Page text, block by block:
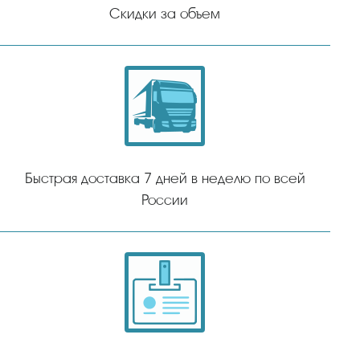
Скидки за объем
Быстрая доставка 7 дней в неделю по всей
России